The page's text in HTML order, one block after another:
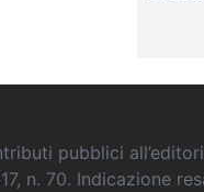
pubblici
n. 70. Indicazione